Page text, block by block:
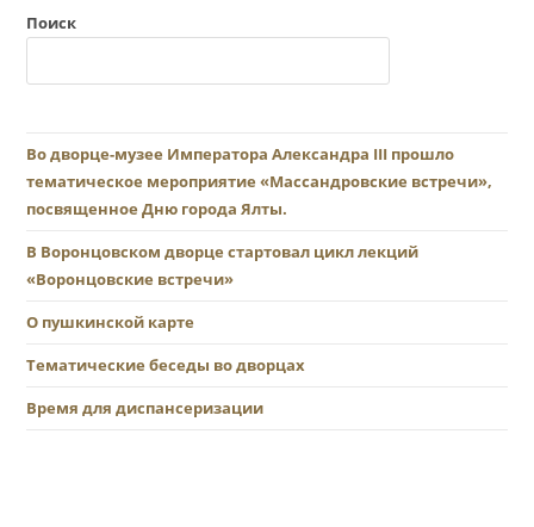
Поиск
Во дворце-музее Императора Александра III прошло
тематическое мероприятие «Массандровские встречи»,
посвященное Дню города Ялты.
В Воронцовском дворце стартовал цикл лекций
«Воронцовские встречи»
О пушкинской карте
Тематические беседы во дворцах
Время для диспансеризации